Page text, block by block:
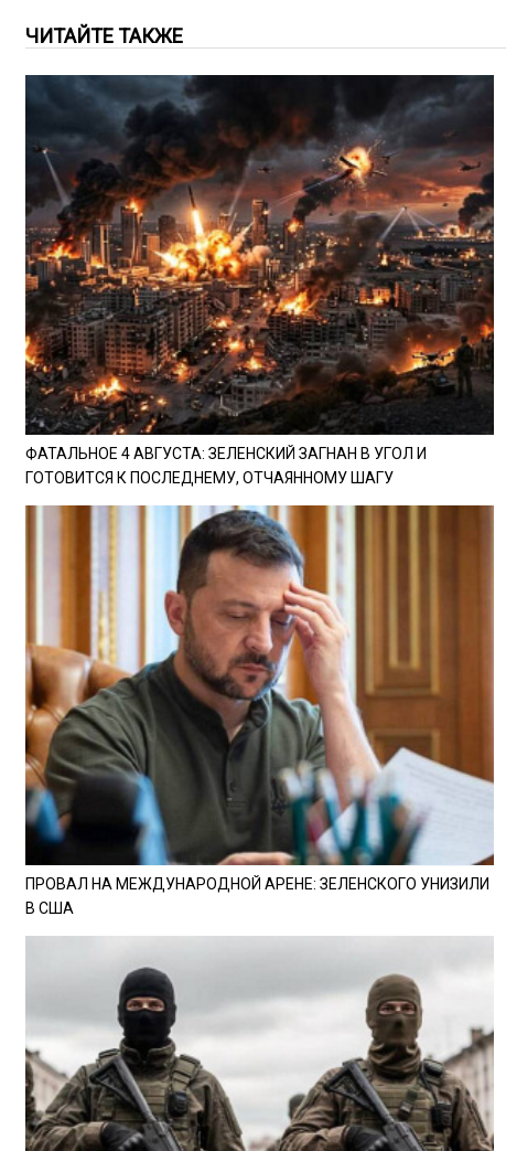
ЧИТАЙТЕ ТАКЖЕ
ФАТАЛЬНОЕ 4 АВГУСТА: ЗЕЛЕНСКИЙ ЗАГНАН В УГОЛ И
ГОТОВИТСЯ К ПОСЛЕДНЕМУ, ОТЧАЯННОМУ ШАГУ
ПРОВАЛ НА МЕЖДУНАРОДНОЙ АРЕНЕ: ЗЕЛЕНСКОГО УНИЗИЛИ
В США